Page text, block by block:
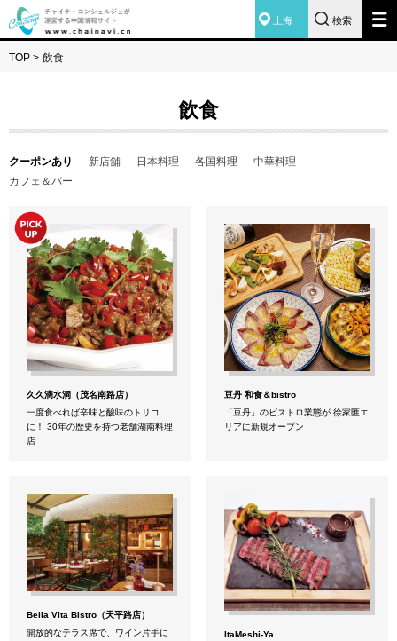
上海 検索
TOP > 飲食
飲食
クーポンあり 新店舗 日本料理 各国料理
中華料理
カフェ＆バー
久久滴水洞（茂名南路店）
一度食べれば辛味と酸味のトリコ
に！ 30年の歴史を持つ老舗湖南料理
店
豆丹 和食＆bistro
「豆丹」のビストロ業態が 徐家匯エ
リアに新規オープン
Bella Vita Bistro（天平路店）
開放的なテラス席で、ワイン片手に
ItaMeshi-Ya